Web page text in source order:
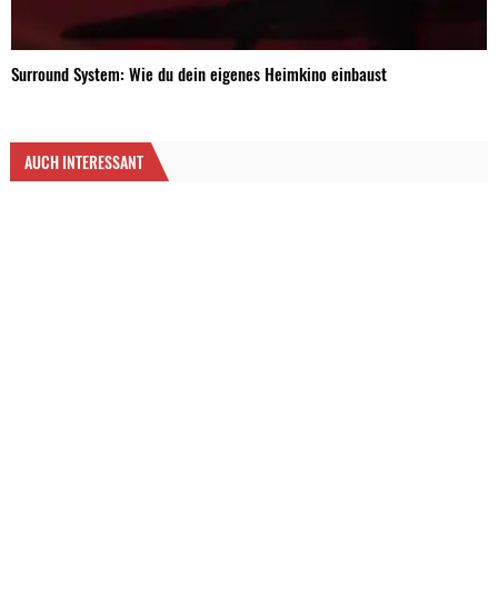
Surround System: Wie du dein eigenes Heimkino einbaust
AUCH INTERESSANT